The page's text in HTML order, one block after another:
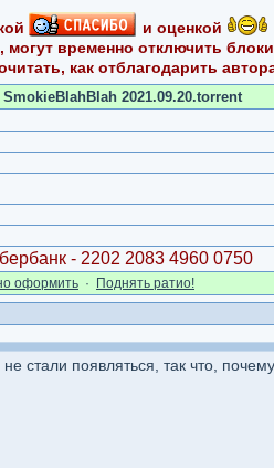
и оценкой
временно отключить
как отблагодарить
2021.09.20.torrent
- 2202 2083 4960 0750
оформить · Поднять ратио!
появляться, так что,